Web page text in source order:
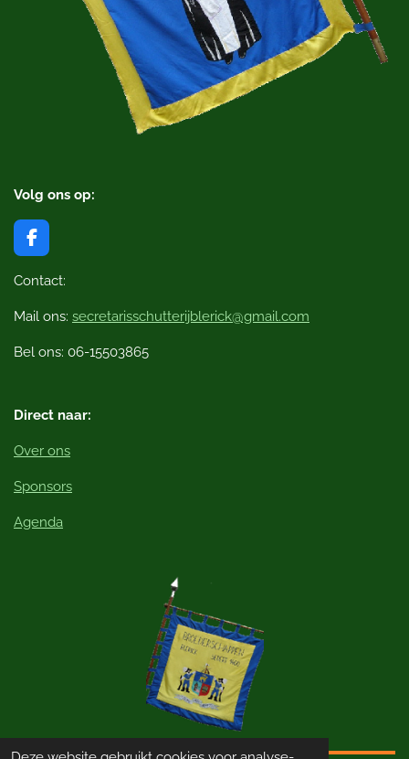
Volg ons op:
F
a
c
b
o
k
Contact:
Mail ons: secretarisschutterijblerick@gmail.com
Bel ons: 06-15503865
Direct naar:
Over ons
Sponsors
Agenda